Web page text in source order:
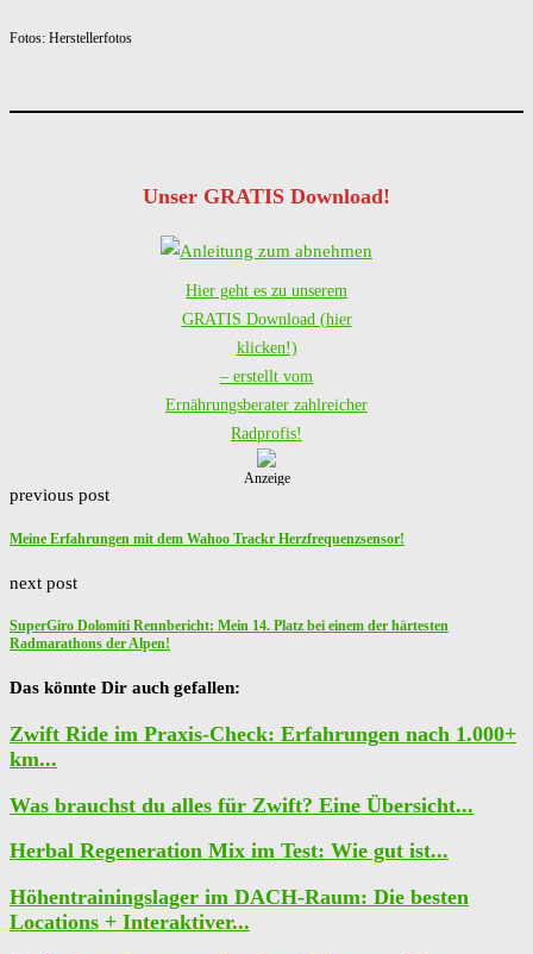
Fotos: Herstellerfotos
Unser GRATIS Download!
Hier geht es zu unserem
GRATIS Download (hier
klicken!)
– erstellt vom
Ernährungsberater zahlreicher
Radprofis!
Anzeige
previous post
Meine Erfahrungen mit dem Wahoo Trackr Herzfrequenzsensor!
next post
SuperGiro Dolomiti Rennbericht: Mein 14. Platz bei einem der härtesten
Radmarathons der Alpen!
Das könnte Dir auch gefallen:
Zwift Ride im Praxis-Check: Erfahrungen nach 1.000+
km...
Was brauchst du alles für Zwift? Eine Übersicht...
Herbal Regeneration Mix im Test: Wie gut ist...
Höhentrainingslager im DACH-Raum: Die besten
Locations + Interaktiver...